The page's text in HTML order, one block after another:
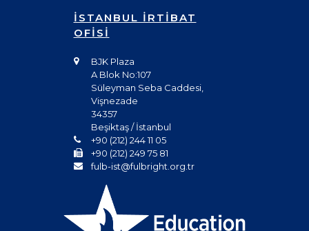
İSTANBUL İRTİBAT
OFİSİ
BJK Plaza
A Blok No:107
Süleyman Seba Caddesi,
Vişnezade
34357
Beşiktaş / İstanbul
+90 (212) 244 11 05
+90 (212) 249 75 81
fulb-ist@fulbright.org.tr